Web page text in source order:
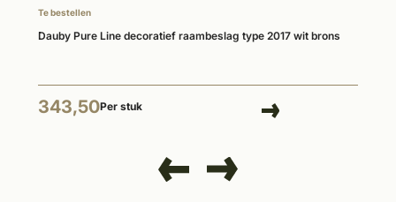
Te bestellen
Dauby Pure Line decoratief raambeslag type 2017 wit brons
343,50Per stuk